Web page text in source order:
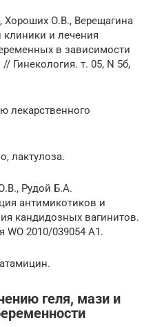
Хороших О.В., Верещагина
и лечения
в зависимости
Гинекология. т. 05, N 5б,
лекарственного
лактулоза.
Рудой Б.А.
антимикотиков и
кандидозных вагинитов.
2010/039054 А1.
геля, мази и